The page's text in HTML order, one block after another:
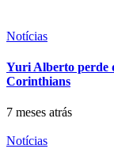
Notícias
Yuri Alberto perde
Corinthians
7 meses atrás
Notícias